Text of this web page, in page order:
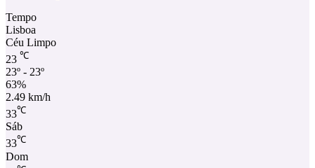
Tempo
Lisboa
Céu Limpo
23 ℃
23º - 23º
63%
2.49 km/h
33℃
Sáb
33℃
Dom